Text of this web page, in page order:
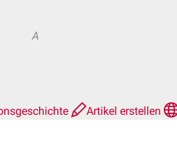
A
Artikel erstellen